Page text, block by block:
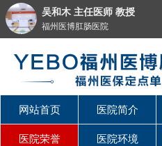
网站首页 医院简介
医院荣誉 医院环境
吴和木 主任医师 教授
福州医博肛肠医院